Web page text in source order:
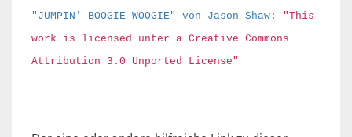
"JUMPIN' BOOGIE WOOGIE" von Jason Shaw : "This
work is licensed unter a Creative Commons
Attribution 3.0 Unported License"